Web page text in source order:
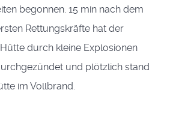
begonnen. 15 min nach dem
Rettungskräfte hat der
durch kleine Explosionen
und plötzlich stand
im Vollbrand.